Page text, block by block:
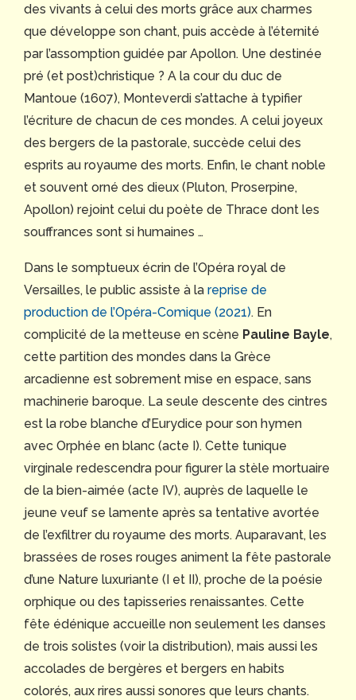
des vivants à celui des morts grâce aux charmes
que développe son chant, puis accède à l’éternité
par l’assomption guidée par Apollon. Une destinée
pré (et post)christique ? A la cour du duc de
Mantoue (1607), Monteverdi s’attache à typifier
l’écriture de chacun de ces mondes. A celui joyeux
des bergers de la pastorale, succède celui des
esprits au royaume des morts. Enfin, le chant noble
et souvent orné des dieux (Pluton, Proserpine,
Apollon) rejoint celui du poète de Thrace dont les
souffrances sont si humaines …
Dans le somptueux écrin de l’Opéra royal de
Versailles, le public assiste à la reprise de
production de l’Opéra-Comique (2021). En
complicité de la metteuse en scène Pauline Bayle,
cette partition des mondes dans la Grèce
arcadienne est sobrement mise en espace, sans
machinerie baroque. La seule descente des cintres
est la robe blanche d’Eurydice pour son hymen
avec Orphée en blanc (acte I). Cette tunique
virginale redescendra pour figurer la stèle mortuaire
de la bien-aimée (acte IV), auprès de laquelle le
jeune veuf se lamente après sa tentative avortée
de l’exfiltrer du royaume des morts. Auparavant, les
brassées de roses rouges animent la fête pastorale
d’une Nature luxuriante (I et II), proche de la poésie
orphique ou des tapisseries renaissantes. Cette
fête édénique accueille non seulement les danses
de trois solistes (voir la distribution), mais aussi les
accolades de bergères et bergers en habits
colorés, aux rires aussi sonores que leurs chants.